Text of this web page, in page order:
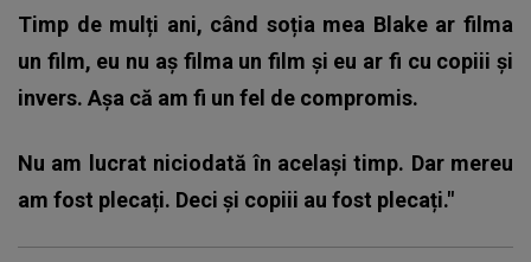
Timp de mulți ani, când soția mea Blake ar filma
un film, eu nu aș filma un film și eu ar fi cu copiii și
invers. Așa că am fi un fel de compromis.
Nu am lucrat niciodată în același timp. Dar mereu
am fost plecați. Deci și copiii au fost plecați."